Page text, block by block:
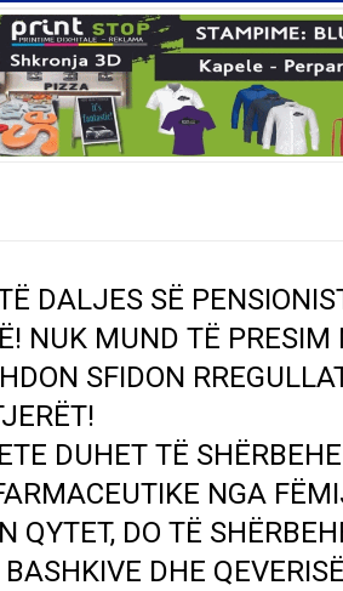
DALJES SË
NUK MUND TË PRESIM
SFIDON
DUHET TË
NGA
DO TË
DHE